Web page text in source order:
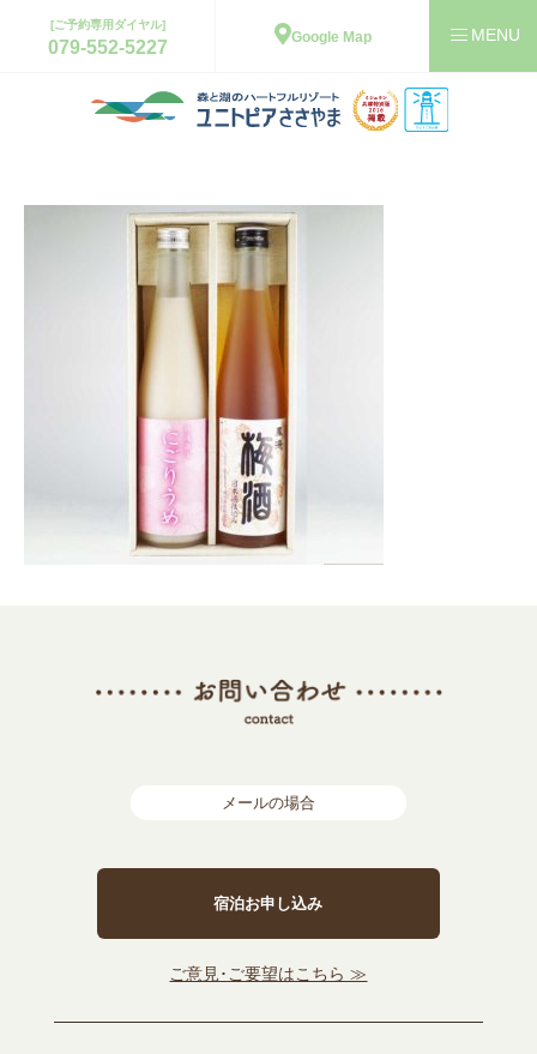
[ご予約専用ダイヤル]
079-552-5227 Google Map
メールの場合
宿泊お申し込み
ご意見･ご要望はこちら ≫